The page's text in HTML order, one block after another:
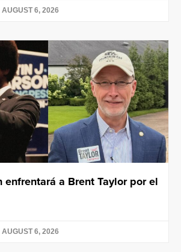
AUGUST 6, 2026
enfrentará a Brent Taylor por el
AUGUST 6, 2026